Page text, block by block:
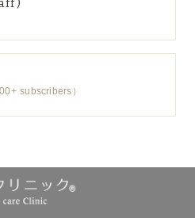
subscribers）